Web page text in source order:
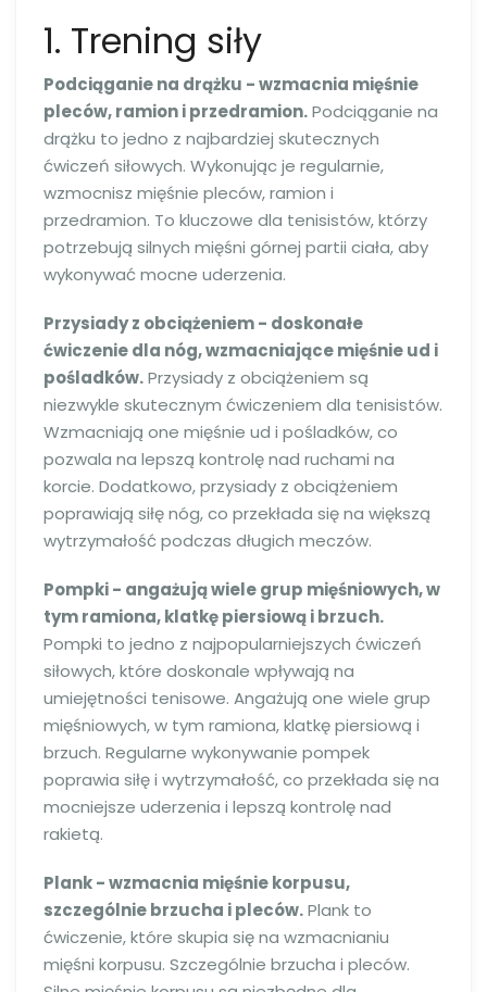
1. Trening siły
Podciąganie na drążku - wzmacnia mięśnie
pleców, ramion i przedramion.Podciąganie na
drążku to jedno z najbardziej skutecznych
ćwiczeń siłowych. Wykonując je regularnie,
wzmocnisz mięśnie pleców, ramion i
przedramion. To kluczowe dla tenisistów, którzy
potrzebują silnych mięśni górnej partii ciała, aby
wykonywać mocne uderzenia.
Przysiady z obciążeniem - doskonałe
ćwiczenie dla nóg, wzmacniające mięśnie ud i
pośladków.Przysiady z obciążeniem są
niezwykle skutecznym ćwiczeniem dla tenisistów.
Wzmacniają one mięśnie ud i pośladków, co
pozwala na lepszą kontrolę nad ruchami na
korcie. Dodatkowo, przysiady z obciążeniem
poprawiają siłę nóg, co przekłada się na większą
wytrzymałość podczas długich meczów.
Pompki - angażują wiele grup mięśniowych, w
tym ramiona, klatkę piersiową i brzuch.
Pompki to jedno z najpopularniejszych ćwiczeń
siłowych, które doskonale wpływają na
umiejętności tenisowe. Angażują one wiele grup
mięśniowych, w tym ramiona, klatkę piersiową i
brzuch. Regularne wykonywanie pompek
poprawia siłę i wytrzymałość, co przekłada się na
mocniejsze uderzenia i lepszą kontrolę nad
rakietą.
Plank - wzmacnia mięśnie korpusu,
szczególnie brzucha i pleców.Plank to
ćwiczenie, które skupia się na wzmacnianiu
mięśni korpusu. Szczególnie brzucha i pleców.